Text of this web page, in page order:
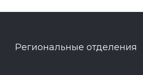
Региональные отделения